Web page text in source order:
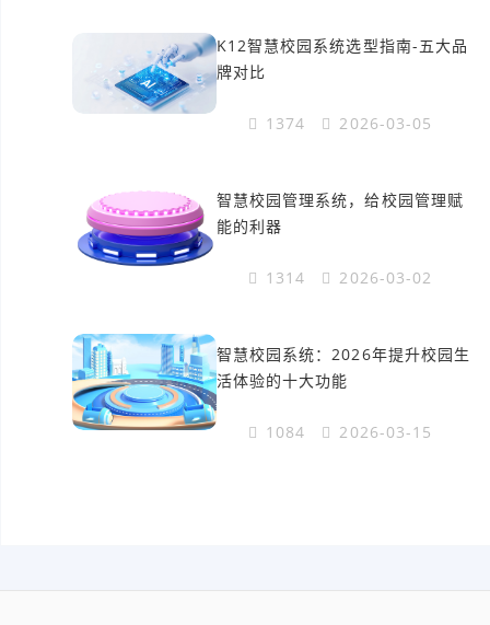
K12智慧校园系统选型指南-五大品
牌对比
1374 2026-03-05
智慧校园管理系统，给校园管理赋
能的利器
1314 2026-03-02
智慧校园系统：2026年提升校园生
活体验的十大功能
1084 2026-03-15